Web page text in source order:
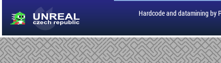
Hardcode and datamining by